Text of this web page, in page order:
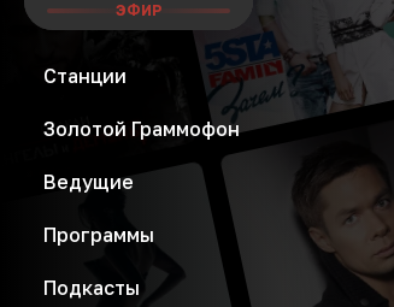
ЭФИР
Станции
Золотой Граммофон
Ведущие
Программы
Подкасты